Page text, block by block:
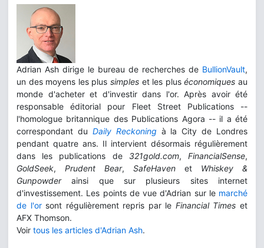
Adrian Ash dirige le bureau de recherches de BullionVault,
un des moyens les plus simples et les pluséconomiquesau
monde d'acheter et d'investir dans l'or. Après avoir été
responsable éditorial pour Fleet Street Publications --
l'homologue britannique des Publications Agora -- il a été
correspondant du Daily Reckoning à la City de Londres
pendant quatre ans. Il intervient désormais régulièrement
dans les publications de 321gold.com,FinancialSense,
GoldSeek, Prudent Bear, SafeHaven et Whiskey &
Gunpowderainsi que sur plusieurs sites internet
d'investissement. Les points de vue d'Adrian sur le marché
de l'orsont régulièrement repris par le Financial Times et
AFX Thomson.
Voir tous les articles d'Adrian Ash.